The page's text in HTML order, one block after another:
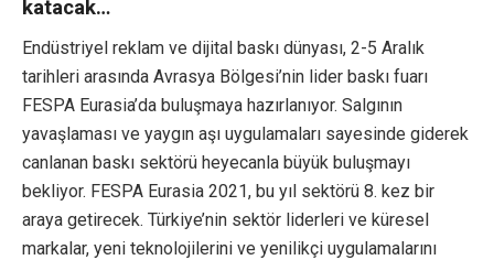
katacak…
Endüstriyel reklam ve dijital baskı dünyası, 2-5 Aralık
tarihleri arasında Avrasya Bölgesi’nin lider baskı fuarı
FESPA Eurasia’da buluşmaya hazırlanıyor. Salgının
yavaşlaması ve yaygın aşı uygulamaları sayesinde giderek
canlanan baskı sektörü heyecanla büyük buluşmayı
bekliyor. FESPA Eurasia 2021, bu yıl sektörü 8. kez bir
araya getirecek. Türkiye’nin sektör liderleri ve küresel
markalar, yeni teknolojilerini ve yenilikçi uygulamalarını